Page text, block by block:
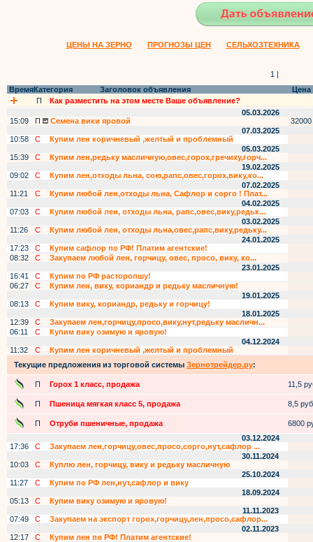
ЦЕНЫ НА ЗЕРНО ПРОГНОЗЫ ЦЕН СЕЛЬХОЗТЕХНИКА
1 |
ВремяКатегория Заголовок объявления
Цена
П
Как разместить на этом месте Ваше объявление?
05.03.2026
15:09
П Семена вики яровой
32000
07.03.2025
10:58
С
Купим лен коричневый ,желтый и проблемный
05.03.2025
15:39
С
Купим лен,редьку масличную,овес,горох,гречиху,горч...
19.02.2025
09:02
С
Купим лен,отходы льна, сою,рапс,овес,горох,вику,ко...
07.02.2025
11:21
С
Купим любой лен,отходы льна, Сафлор и сорго ! Плат...
04.02.2025
07:03
С
Купим любой лен, отходы льна, рапс,овес,вику,редьк...
03.02.2025
11:26
С
Купим любой лен, отходы льна,овес,рапс,вику,редьку...
24.01.2025
17:23
С
Купим сафлор по РФ! Платим агентские!
08:32
С
Закупаем любой лен, горчицу, овес, просо, вику, ко...
23.01.2025
16:41
С
Купим по РФ расторопшу!
06:27
С
Купим лен, вику, кориандр и редьку масличную!
19.01.2025
08:13
С
Купим вику, кориандр, редьку и горчицу!
18.01.2025
12:39
С
Закупаем лен,горчицу,просо,вику,нут,редьку масличн...
06:11
С
Купим вику озимую и яровую!
04.12.2024
11:32
С
Купим лен коричневый ,желтый и проблемный
Текущие предложения из торговой системы Зернотрейдер.ру:
П Горох 1 класс, продажа 11,5
П Пшеница мягкая класс 5, продажа 8,5
П Отруби пшеничные, продажа
6800
03.12.2024
17:36
С
Закупаем лен,горчицу,овес,просо,сорго,нут,сафлор ...
30.11.2024
10:03
С
Куплю лен, горчицу, вику и редьку масличную
25.10.2024
11:27
С
Купим по РФ лен,нут,сафлор и вику
18.09.2024
05:13
С
Купим вику озимую и яровую!
11.11.2023
07:49
С
Закупаем на экспорт горох,горчицу,лен,просо,сафлор...
02.11.2023
12:17
С
Купим лен по РФ! Платим агентские!